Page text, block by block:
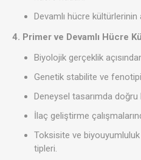
Devamlı hücre kültürlerinin
4. Primer ve Devamlı Hücre
Biyolojik gerçeklik
Genetik stabilite ve
Deneysel tasarımda
İlaç geliştirme
Toksisite ve
tipleri.